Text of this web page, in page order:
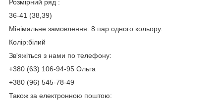
Розмірний ряд :
36-41 (38,39)
Мінімальне замовлення: 8 пар одного кольору.
Колір:білий
Зв'яжіться з нами по телефону:
+380 (63) 106-94-95 Ольга
+380 (96) 545-78-49
Також за електронною поштою: